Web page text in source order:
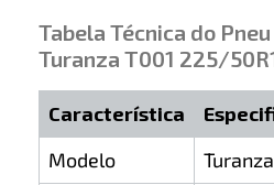
Tabela Técnica do
Turanza T001 225/
Característica
Modelo